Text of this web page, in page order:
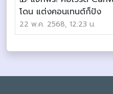
โดน แต่งคอนเทนต์ก็ปัง
22 พ.ค. 2568, 12:23 น.